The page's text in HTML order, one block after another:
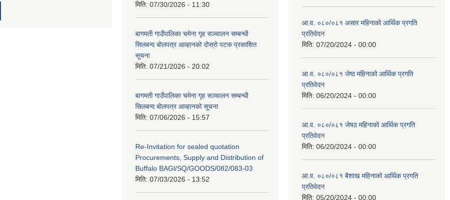
मिति: 07/30/2026 - 11:30
बागमती गाउँपालिका चमेना गृह सञ्चालन सम्बन्धी
सिलबन्द बोलपत्र आव्हानको दोस्रो पटक प्रकाशित
सूचना
मिति: 07/21/2026 - 20:02
बागमती गाउँपालिका चमेना गृह सञ्चालन सम्बन्धी
सिलबन्द बोलपत्र आव्हानको सूचना
मिति: 07/06/2026 - 15:57
Re-Invitation for sealed quotation
Procurements, Supply and Distribution of
Buffalo BAGl/SQ/GOODS/082/083-03
मिति: 07/03/2026 - 13:52
आ.व. ०८०/०८१ असार महिनाको आर्थिक प्रगति
प्रतिवेदन
मिति: 07/20/2024 - 00:00
आ.व. ०८०/०८१ जेष्ठ महिनाको आर्थिक प्रगति
प्रतिवेदन
मिति: 06/20/2024 - 00:00
आ.व. ०८०/०८१ जेषठ महिनाको आर्थिक प्रगति
प्रतिवेदन
मिति: 06/20/2024 - 00:00
आ.व. ०८०/०८१ बैशाख महिनाको आर्थिक प्रगति
प्रतिवेदन
मिति: 05/20/2024 - 00:00